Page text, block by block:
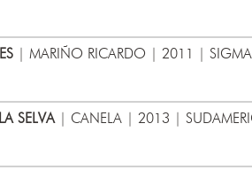
| MARIÑO RICARDO | 2011 |
SELVA | CANELA | 2013 |